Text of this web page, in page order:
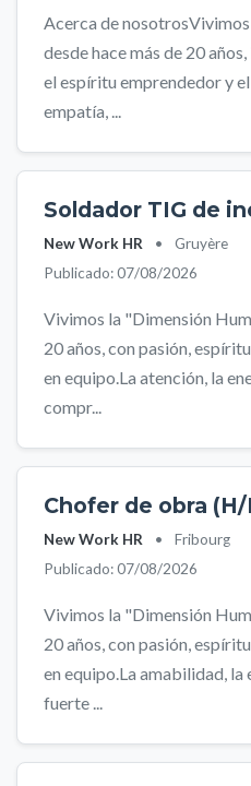
Acerca de
desde hace más de 20
el espíritu emprendedor y
empatía, ...
Soldador TIG de
New Work HR •
Gruyère
Publicado: 07/08/2026
Vivimos la "Dimensión
20 años, con pasión,
en equipo.La atención, la
compr...
Chofer de obra (H/
New Work HR •
Fribourg
Publicado: 07/08/2026
Vivimos la "Dimensión
20 años, con pasión,
en equipo.La amabilidad, la
fuerte ...